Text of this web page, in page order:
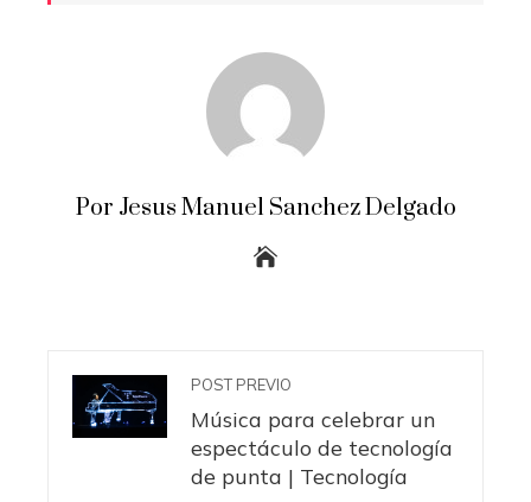
Por Jesus Manuel Sanchez Delgado
POST PREVIO
Música para celebrar un
espectáculo de tecnología
de punta | Tecnología